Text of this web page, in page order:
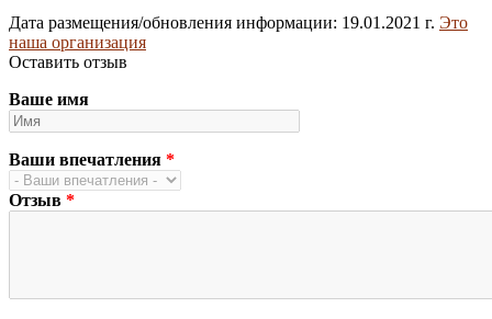
Дата размещения/обновления информации: 19.01.2021 г. Это
наша организация
Оставить отзыв
Ваше имя
Ваши впечатления *
Отзыв *